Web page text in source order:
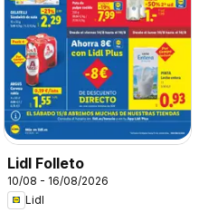
Lidl Folleto
10/08 - 16/08/2026
Lidl